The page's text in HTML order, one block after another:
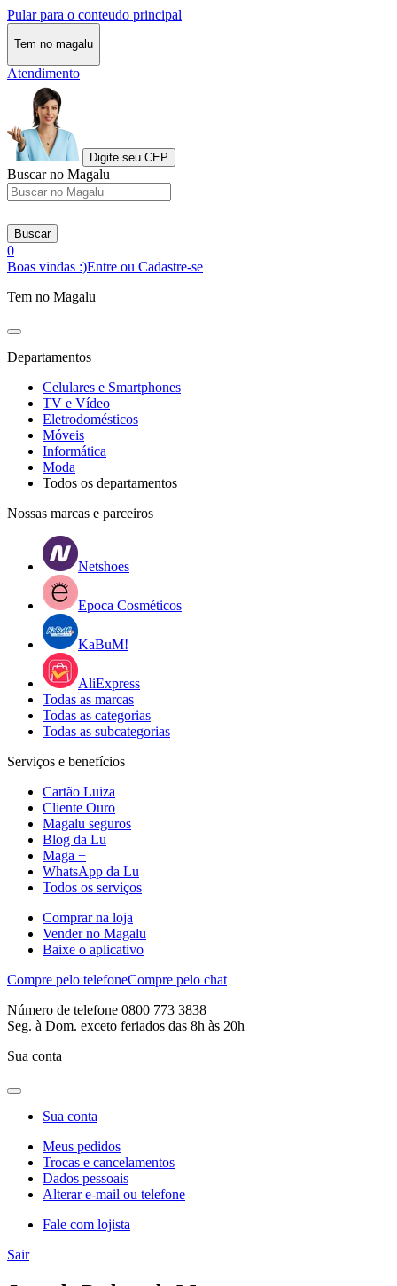
Pular para o conteudo principal
Tem no magalu
Atendimento
Digite seu CEP
Buscar no Magalu
Buscar
0
Boas vindas :)Entre ou Cadastre-se
Tem no Magalu
Departamentos
Celulares e Smartphones
TV e Vídeo
Eletrodomésticos
Móveis
Informática
Moda
Todos os departamentos
Nossas marcas e parceiros
Netshoes
Epoca Cosméticos
KaBuM!
AliExpress
Todas as marcas
Todas as categorias
Todas as subcategorias
Serviços e benefícios
Cartão Luiza
Cliente Ouro
Magalu seguros
Blog da Lu
Maga +
WhatsApp da Lu
Todos os serviços
Comprar na loja
Vender no Magalu
Baixe o aplicativo
Compre pelo telefoneCompre pelo chat
Número de telefone 0800 773 3838
Seg. à Dom. exceto feriados das 8h às 20h
Sua conta
Sua conta
Meus pedidos
Trocas e cancelamentos
Dados pessoais
Alterar e-mail ou telefone
Fale com lojista
Sair